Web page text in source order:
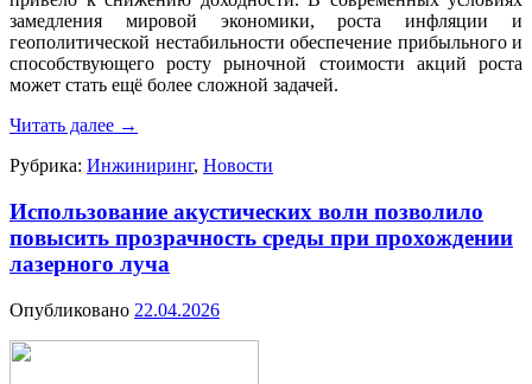
замедления мировой экономики, роста инфляции и
геополитической нестабильности обеспечение прибыльного и
способствующего росту рыночной стоимости акций роста
может стать ещё более сложной задачей.
Читать далее →
Рубрика: Инжиниринг, Новости
Использование акустических волн позволило
повысить прозрачность среды при прохождении
лазерного луча
Опубликовано 22.04.2026